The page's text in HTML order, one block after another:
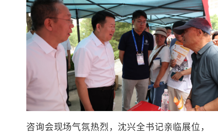
咨询会现场气氛热烈，沈兴全书记亲临展位，